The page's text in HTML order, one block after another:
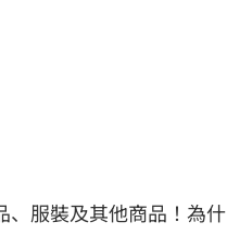
、服裝及其他商品！為什